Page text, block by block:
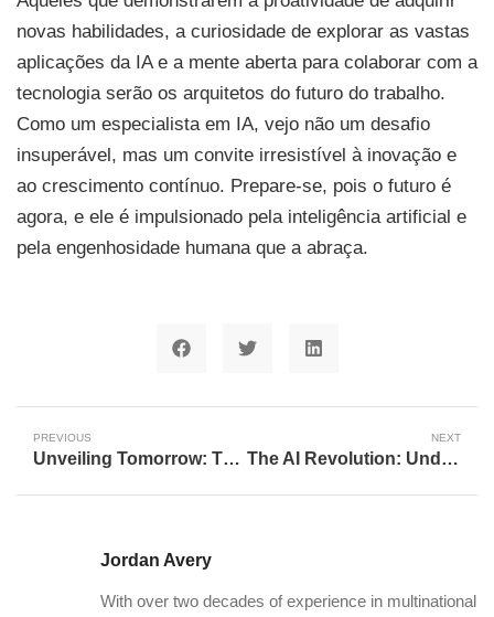
novas habilidades, a curiosidade de explorar as vastas
aplicações da IA e a mente aberta para colaborar com a
tecnologia serão os arquitetos do futuro do trabalho.
Como um especialista em IA, vejo não um desafio
insuperável, mas um convite irresistível à inovação e
ao crescimento contínuo. Prepare-se, pois o futuro é
agora, e ele é impulsionado pela inteligência artificial e
pela engenhosidade humana que a abraça.
PREVIOUS
Unveiling Tomorrow: The Relentless March of Artificial Intelligence Innovation
NEXT
The AI Revolution: Understanding Its Impact and Charting Our Future
Jordan Avery
With over two decades of experience in multinational